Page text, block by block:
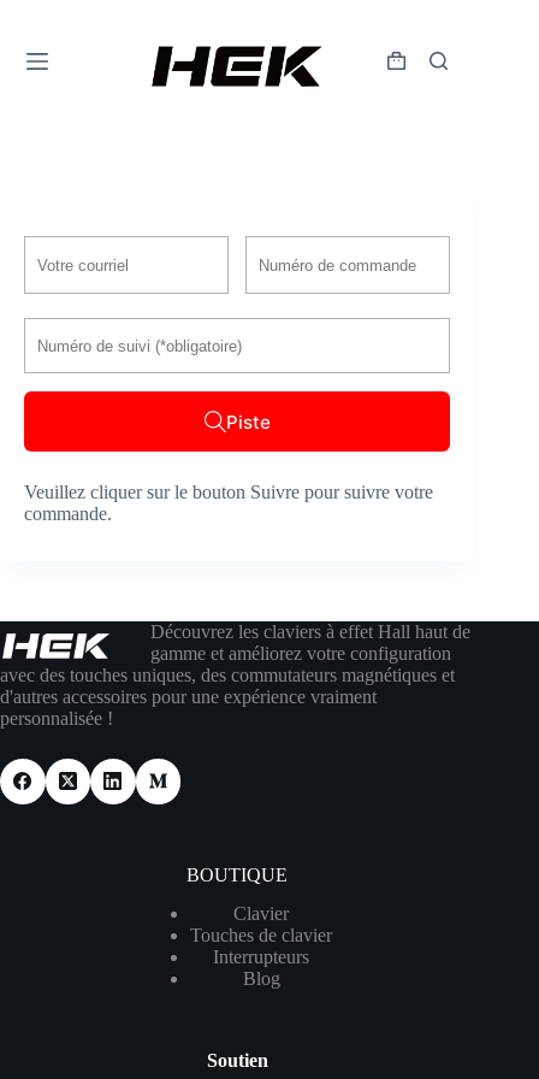
Piste
Veuillez cliquer sur le bouton Suivre pour suivre votre
commande.
Découvrez les claviers à effet Hall haut de
gamme et améliorez votre configuration
avec des touches uniques, des commutateurs magnétiques et
d'autres accessoires pour une expérience vraiment
personnalisée !
BOUTIQUE
Clavier
Touches de clavier
Interrupteurs
Blog
Soutien